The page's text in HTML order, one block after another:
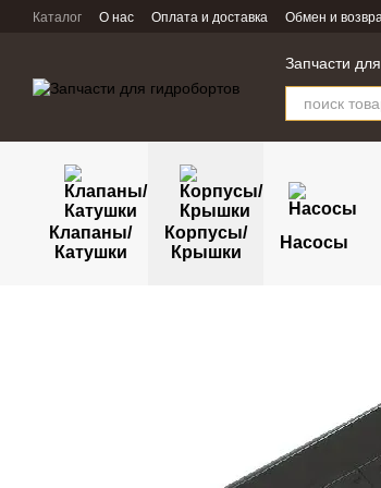
Перейти к основному контенту
Каталог О нас Оплата и доставка Обмен и
Запчасти
Клапаны/
Катушки
Корпусы/
Крышки
Насосы